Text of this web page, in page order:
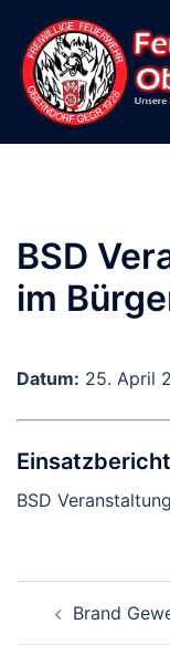
Inhalt
springen
BSD
im
Datum: 25. April
BSD
Brand